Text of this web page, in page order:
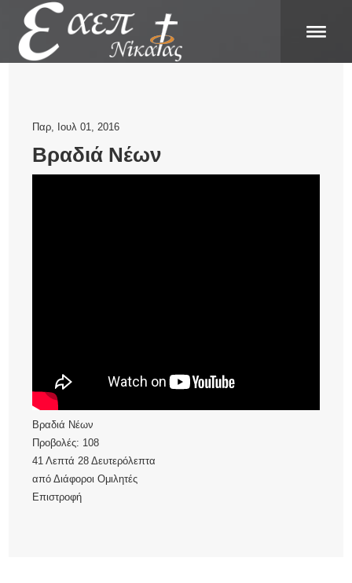
Παρ, Ιουλ 01, 2016
Βραδιά Νέων
Βραδιά Νέων
Προβολές: 108
41 Λεπτά 28 Δευτερόλεπτα
απόΔιάφοροι Ομιλητές
Επιστροφή